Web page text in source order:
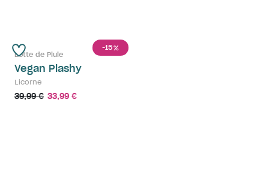
-15%
Botte de Pluie
Vegan Plashy
Licorne
39,99 € 33,99 €